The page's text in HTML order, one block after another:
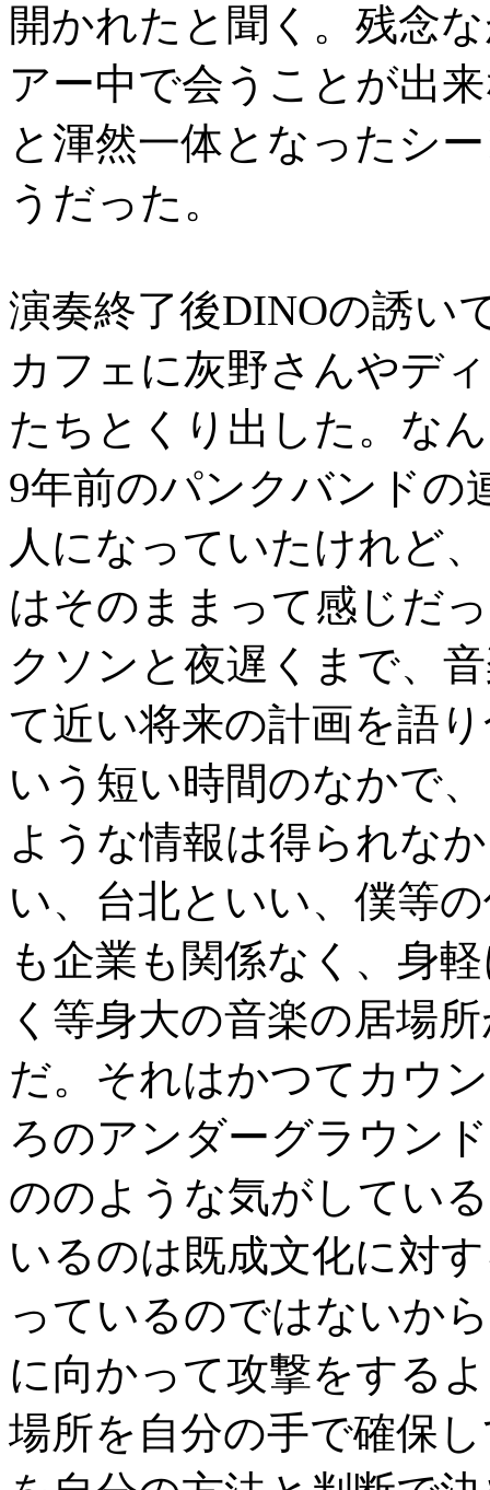
開かれたと聞く。残念
アー中で会うことが出
と渾然一体となったシ
うだった。
演奏終了後DINOの誘い
カフェに灰野さんやデ
たちとくり出した。な
9年前のパンクバンドの
人になっていたけれど
はそのままって感じだ
クソンと夜遅くまで、
て近い将来の計画を語
いう短い時間のなかで
ような情報は得られな
い、台北といい、僕等
も企業も関係なく、身
く等身大の音楽の居場
だ。それはかつてカウ
ろのアンダーグラウン
ののような気がしてい
いるのは既成文化に対
っているのではないか
に向かって攻撃をする
場所を自分の手で確保